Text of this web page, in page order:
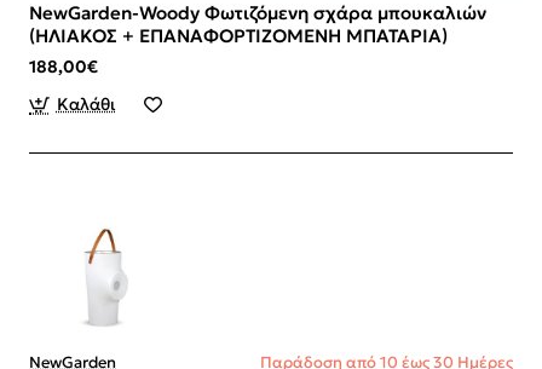
NewGarden-Woody Φωτιζόμενη σχάρα μπουκαλιών
(ΗΛΙΑΚΟΣ + ΕΠΑΝΑΦΟΡΤΙΖΟΜΕΝΗ ΜΠΑΤΑΡΙΑ)
188,00€
Καλάθι
NewGarden Παράδοση από 10 έως 30 Ημέρες